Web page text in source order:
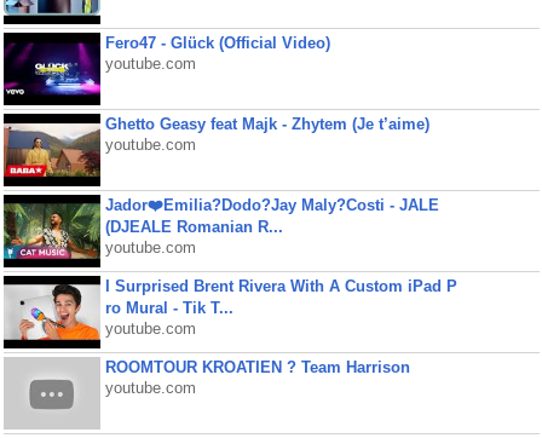
Fero47 - Glück (Official Video)
youtube.com
Ghetto Geasy feat Majk - Zhytem (Je t’aime)
youtube.com
Jador❤️Emilia?Dodo?Jay Maly?Costi - JALE
(DJEALE Romanian R...
youtube.com
I Surprised Brent Rivera With A Custom iPad P
ro Mural - Tik T...
youtube.com
ROOMTOUR KROATIEN ? Team Harrison
youtube.com